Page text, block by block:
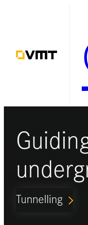
springen
Tunnelling ARROW_FORWARD_IOS